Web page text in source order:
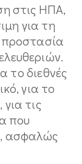
στις ΗΠΑ,
για τη
προστασία
το διεθνές
για το
τις
που
ασφαλώς